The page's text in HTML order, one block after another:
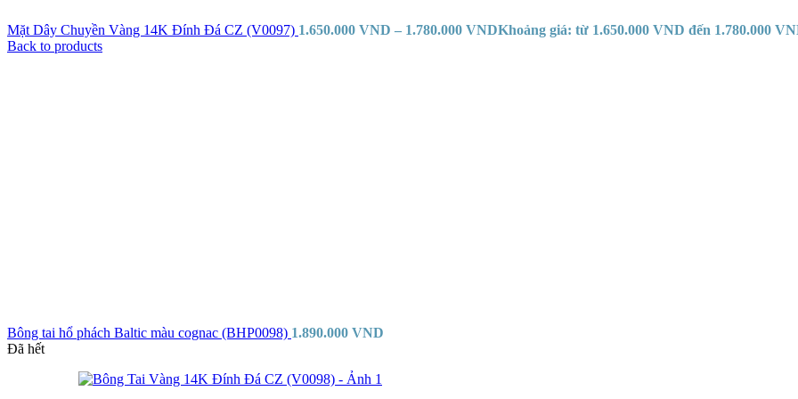
Mặt Dây Chuyền Vàng 14K Đính Đá CZ (V0097) 1.650.000 VND – 1.780.000 VNDKhoảng giá: từ 1.650.000 VND đến 1.780.000
Back to products
Bông tai hổ phách Baltic màu cognac (BHP0098) 1.890.000 VND
Đã hết